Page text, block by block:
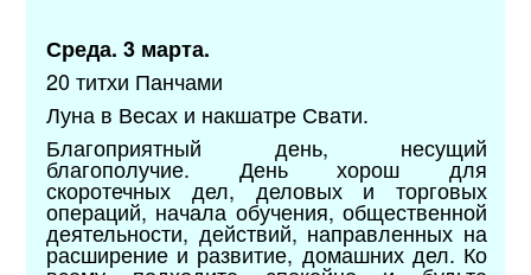
Среда. 3 марта.
20 титхи Панчами
Луна в Весах и накшатре Свати.
Благоприятный день, несущий
благополучие. День хорош для
скоротечных дел, деловых и торговых
операций, начала обучения, общественной
деятельности, действий, направленных на
расширение и развитие, домашних дел. Ко